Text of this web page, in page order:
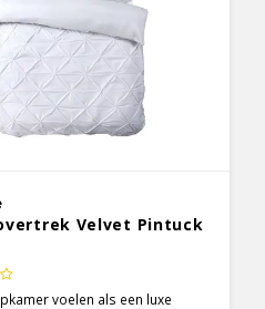
Velvet Pintuck
voelen als een luxe